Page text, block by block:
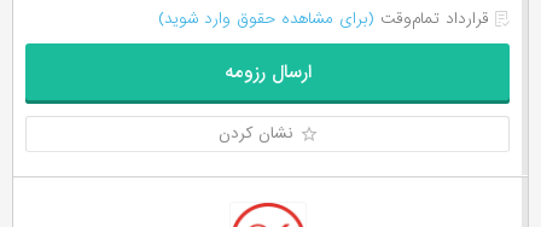
قرارداد تمام‌وقت (برای مشاهده حقوق وارد شوید)
ارسال رزومه
نشان کردن